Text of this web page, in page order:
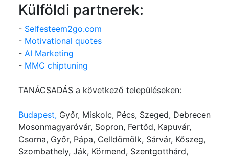
Külföldi partnerek:
- Selfesteem2go.com
- Motivational quotes
- AI Marketing
- MMC chiptuning
TANÁCSADÁS a következő településeken:
Budapest, Győr, Miskolc, Pécs, Szeged, Debrecen
Mosonmagyaróvár, Sopron, Fertőd, Kapuvár,
Csorna, Győr, Pápa, Celldömölk, Sárvár, Kőszeg,
Szombathely, Ják, Körmend, Szentgotthárd,